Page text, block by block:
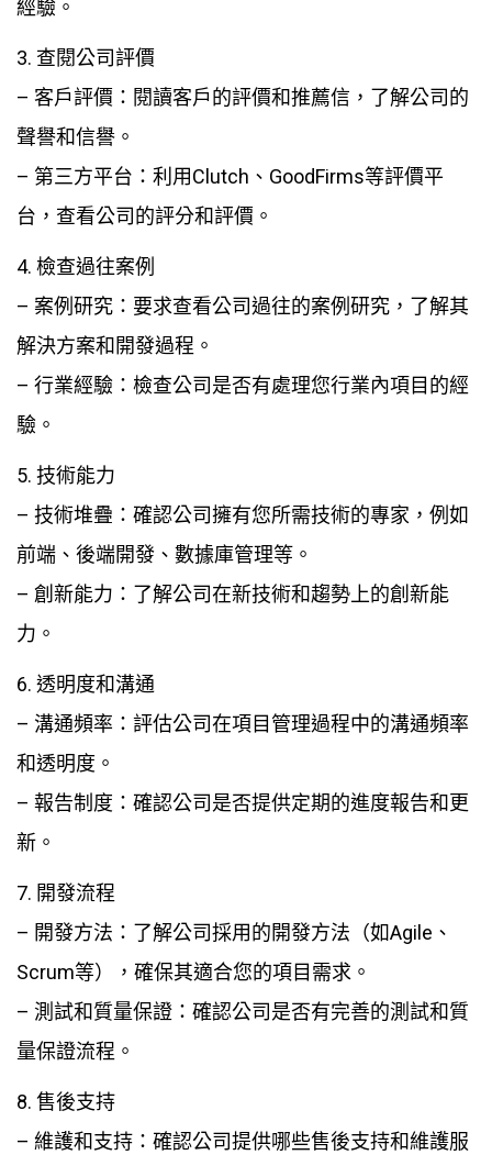
經驗。
3. 查閱公司評價
– 客戶評價：閱讀客戶的評價和推薦信，了解公司的
聲譽和信譽。
– 第三方平台：利用Clutch、GoodFirms等評價平
台，查看公司的評分和評價。
4. 檢查過往案例
– 案例研究：要求查看公司過往的案例研究，了解其
解決方案和開發過程。
– 行業經驗：檢查公司是否有處理您行業內項目的經
驗。
5. 技術能力
– 技術堆疊：確認公司擁有您所需技術的專家，例如
前端、後端開發、數據庫管理等。
– 創新能力：了解公司在新技術和趨勢上的創新能
力。
6. 透明度和溝通
– 溝通頻率：評估公司在項目管理過程中的溝通頻率
和透明度。
– 報告制度：確認公司是否提供定期的進度報告和更
新。
7. 開發流程
– 開發方法：了解公司採用的開發方法（如Agile、
Scrum等），確保其適合您的項目需求。
– 測試和質量保證：確認公司是否有完善的測試和質
量保證流程。
8. 售後支持
– 維護和支持：確認公司提供哪些售後支持和維護服